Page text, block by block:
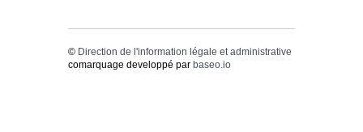
© Direction de l'information légale et administrative
comarquage developpé par baseo.io